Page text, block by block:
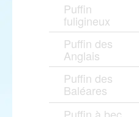
Puffin
fuligineux
Puffin des
Anglais
Puffin des
Baléares